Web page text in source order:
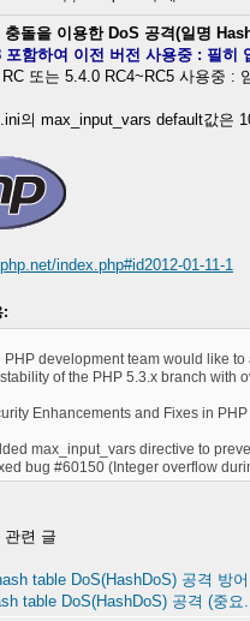
돌을 이용한 DoS 공격(일명
함하여 이전 버전 사용중 : 필히
또는 5.4.0 RC4~RC5 사용중 :
의 max_input_vars default값은
index.php#id2012-01-11-1
:
PHP development team would like
of the PHP 5.3.x branch with
Enhancements and Fixes in PHP
max_input_vars directive to
bug #60150 (Integer overflow
관련 글
table DoS(HashDoS) 공격 방어
table DoS(HashDoS) 공격 (중